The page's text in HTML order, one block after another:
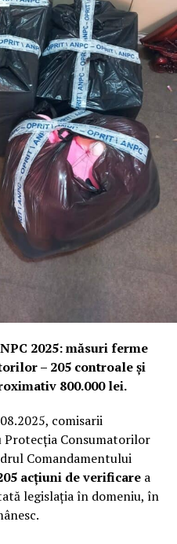
2025: măsuri ferme
– 205 controale și
800.000 lei.
comisarii
Consumatorilor
Comandamentului
acțiuni de verificarea
legislația în domeniu, în